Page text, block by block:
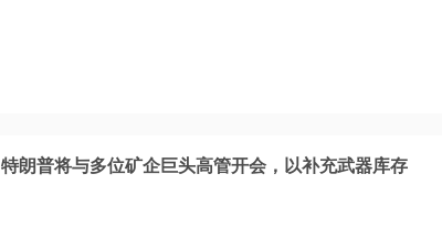
特朗普将与多位矿企巨头高管开会，以补充武器库存